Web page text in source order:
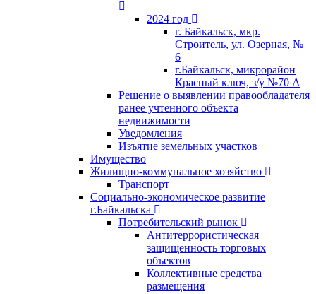
2024 год
г. Байкальск, мкр.
Строитель, ул. Озерная, №
6
г.Байкальск, микрорайон
Красный ключ, з/у №70 А
Решение о выявлении правообладателя
ранее учтенного объекта
недвижимости
Уведомления
Изъятие земельных участков
Имущество
Жилищно-коммунальное хозяйство
Транспорт
Социально-экономическое развитие
г.Байкальска
Потребительский рынок
Антитеррористическая
защищенность торговых
объектов
Коллективные средства
размещения